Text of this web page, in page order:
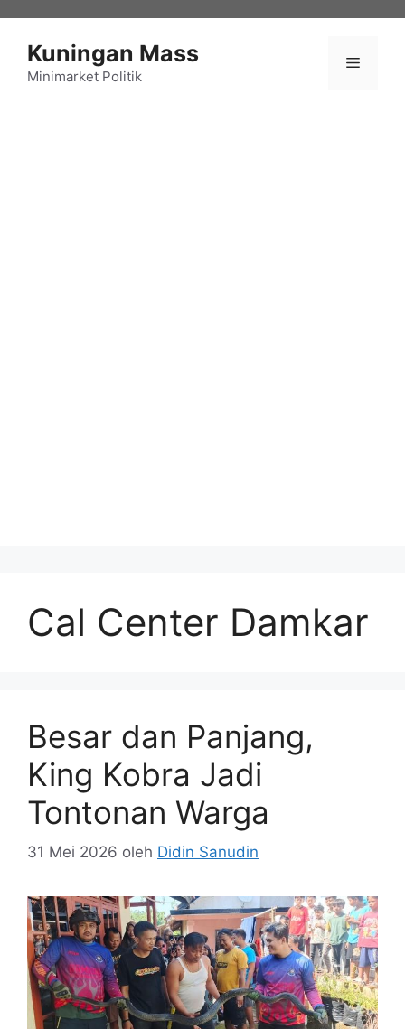
Kuningan Mass
Minimarket Politik
Menu
Cal Center Damkar
Besar dan Panjang,
King Kobra Jadi
Tontonan Warga
31 Mei 2026 oleh Didin Sanudin